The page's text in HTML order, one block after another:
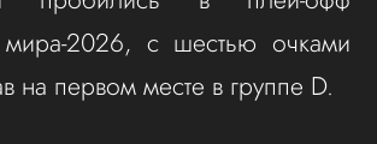
мира-2026, с шестью очками
на первом месте в группе D.